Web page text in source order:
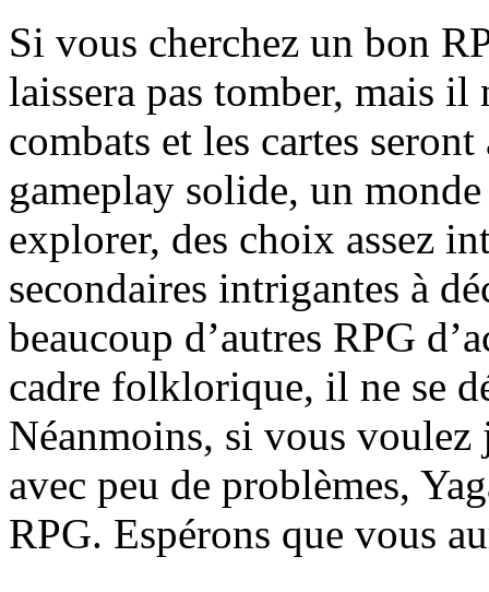
Si vous cherchez un bon
laissera pas tomber, mais il
combats et les cartes
gameplay solide, un
explorer, des choix assez
secondaires intrigantes à
beaucoup d’autres RPG
cadre folklorique, il ne se
Néanmoins, si vous
avec peu de problèmes,
RPG. Espérons que vous